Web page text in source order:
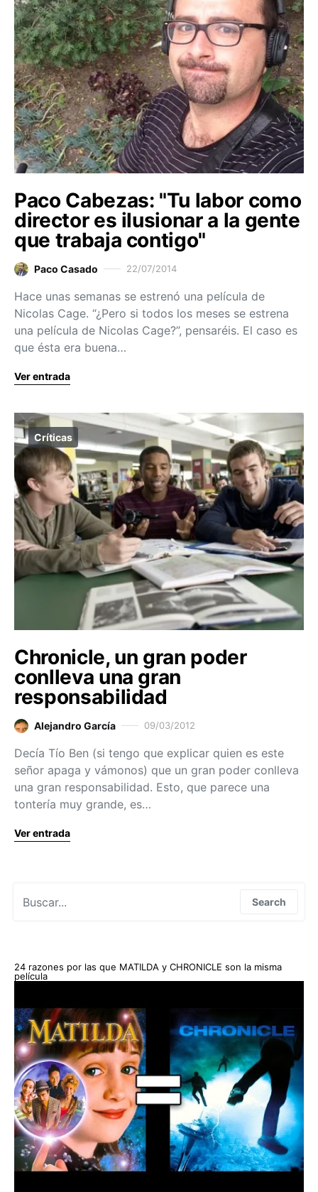
Paco Cabezas: "Tu labor como
director es ilusionar a la gente
que trabaja contigo"
Paco Casado 22/07/2014
Hace unas semanas se estrenó una película de
Nicolas Cage. “¿Pero si todos los meses se estrena
una película de Nicolas Cage?”, pensaréis. El caso es
que ésta era buena…
Ver entrada
Críticas
Chronicle, un gran poder
conlleva una gran
responsabilidad
Alejandro García 09/03/2012
Decía Tío Ben (si tengo que explicar quien es este
señor apaga y vámonos) que un gran poder conlleva
una gran responsabilidad. Esto, que parece una
tontería muy grande, es…
Ver entrada
Search
24 razones por las que MATILDA y CHRONICLE son la misma
película